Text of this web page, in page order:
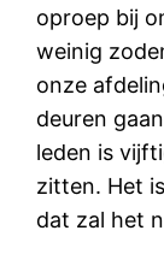
oproep bij
weinig
onze
deuren
leden is
zitten. Het
dat zal het